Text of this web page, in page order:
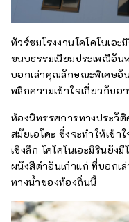
ทัวร์ชมโรงงานโคโคโนเอ
ขนบธรรมเนียมประเพณีอั
บอกเล่าคุณลักษณะพิเศษอั
พลิกความเข้าใจเกี่ยวกับ
ห้องนิทรรศการทางประวั
สมัยเอโดะ ซึ่งจะทำให้เข้
เชิงลึก โคโคโนเอะมิรินยัง
ผนังสีดำอันเก่าแก่ ที่บอกเล่
ทางน้ำของท้องถิ่นนี้